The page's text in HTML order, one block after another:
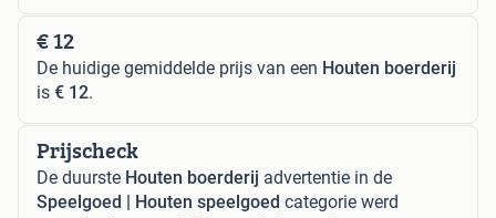
€ 12
De huidige gemiddelde prijs van een Houten boerderij
is € 12.
Prijscheck
De duurste Houten boerderij advertentie in de
Speelgoed | Houten speelgoed categorie werd